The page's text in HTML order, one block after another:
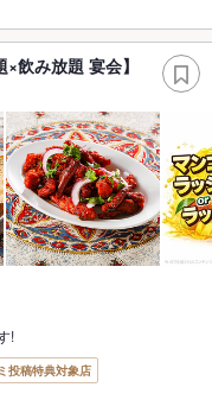
飲み放題 宴会】
!
投稿特典対象店